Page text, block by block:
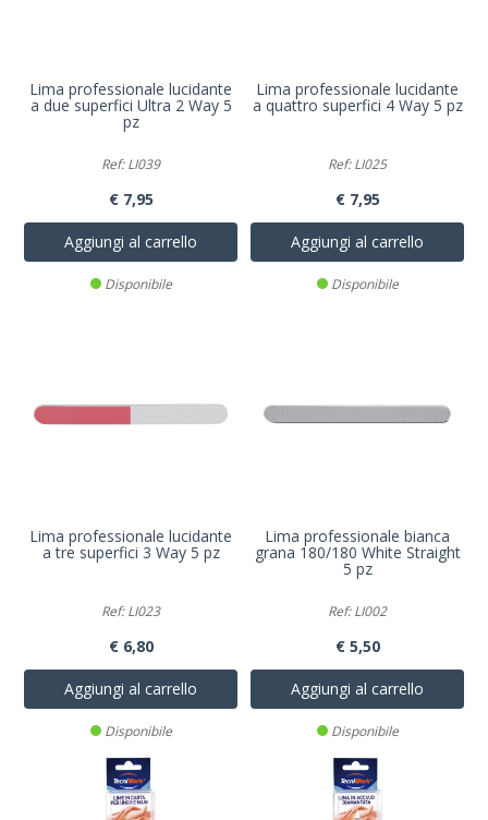
Lima professionale lucidante
a due superfici Ultra 2 Way 5
pz
Ref: LI039
€ 7,95
Aggiungi al carrello
Disponibile
Lima professionale lucidante
a quattro superfici 4 Way 5 pz
Ref: LI025
€ 7,95
Aggiungi al carrello
Disponibile
Lima professionale lucidante
a tre superfici 3 Way 5 pz
Ref: LI023
€ 6,80
Aggiungi al carrello
Disponibile
Lima professionale bianca
grana 180/180 White Straight
5 pz
Ref: LI002
€ 5,50
Aggiungi al carrello
Disponibile